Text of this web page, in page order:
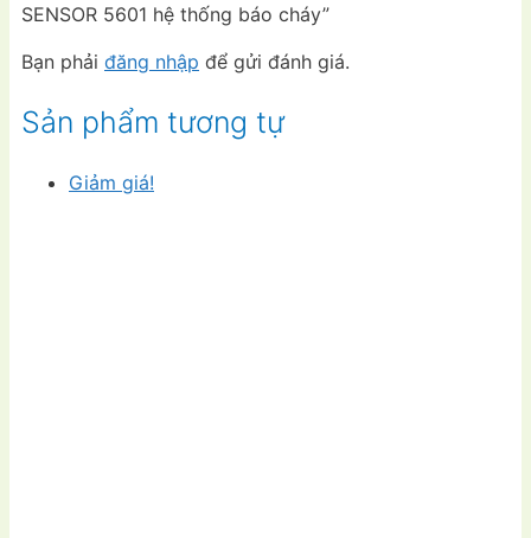
SENSOR 5601 hệ thống báo cháy”
Bạn phải đăng nhập để gửi đánh giá.
Sản phẩm tương tự
Giảm giá!